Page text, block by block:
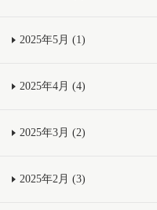
2025年5月 (1)
2025年4月 (4)
2025年3月 (2)
2025年2月 (3)